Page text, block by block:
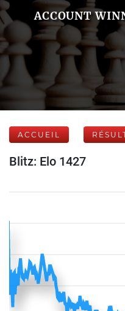
ACCOUNT
ACCUEIL
Blitz: Elo 1427